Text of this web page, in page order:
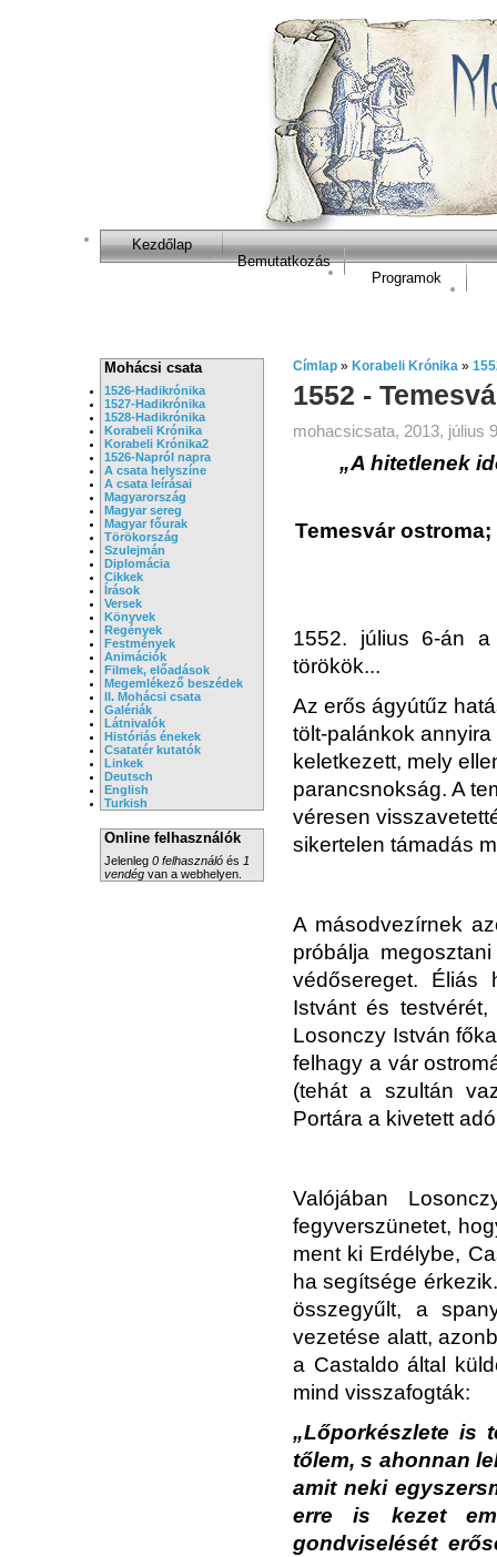
Kezdőlap
Bemutatkozás
Programok
Mohácsi csata
1526-Hadikrónika
1527-Hadikrónika
1528-Hadikrónika
Korabeli Krónika
Korabeli Krónika2
1526-Napról napra
A csata helyszíne
A csata leírásai
Magyarország
Magyar sereg
Magyar főurak
Törökország
Szulejmán
Diplomácia
Cikkek
Írások
Versek
Könyvek
Regények
Festmények
Animációk
Filmek, előadások
Megemlékező beszédek
II. Mohácsi csata
Galériák
Látnivalók
Históriás énekek
Csatatér kutatók
Linkek
Deutsch
English
Turkish
Online felhasználók
Jelenleg 0 felhasználó és 1
vendég van a webhelyen.
Címlap » Korabeli Krónika »
1552 -
mohacsicsata, 2013, július
„A hitetlenek
Temesvár
1552. július 6-án
törökök...
Az erős ágyútűz
tölt-palánkok
keletkezett, mely
parancsnokság. A
véresen
sikertelen támadás
A másodvezírnek
próbálja
védősereget. Éliás
Istvánt és
Losonczy István
felhagy a vár
(tehát a szultán
Portára a kivetett
Valójában
fegyverszünetet,
ment ki Erdélybe,
ha segítsége
összegyűlt, a
vezetése alatt,
a Castaldo által
mind visszafogták:
„Lőporkészlete is
tőlem, s ahonnan
amit neki
erre is kezet
gondviselését